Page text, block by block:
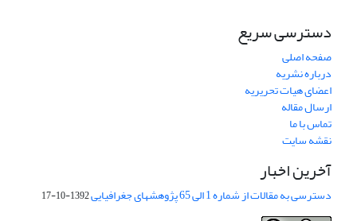
دسترسی سریع
صفحه اصلی
درباره نشریه
اعضای هیات تحریریه
ارسال مقاله
تماس با ما
نقشه سایت
آخرین اخبار
دسترسی به مقالات از شماره 1 الی 65 پژوهشهای جغرافیایی 1392-10-17